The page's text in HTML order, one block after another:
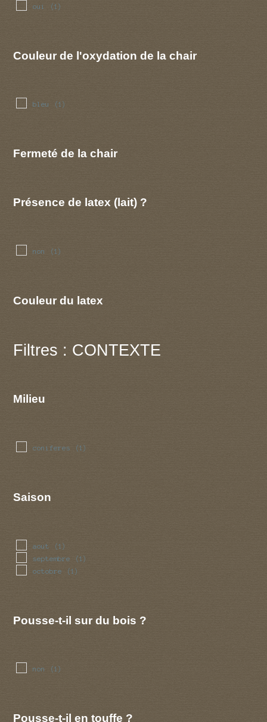
oui (1)
Couleur de l'oxydation de la chair
bleu (1)
Fermeté de la chair
Présence de latex (lait) ?
non (1)
Couleur du latex
Filtres : CONTEXTE
Milieu
coniferes (1)
Saison
aout (1)
septembre (1)
octobre (1)
Pousse-t-il sur du bois ?
non (1)
Pousse-t-il en touffe ?